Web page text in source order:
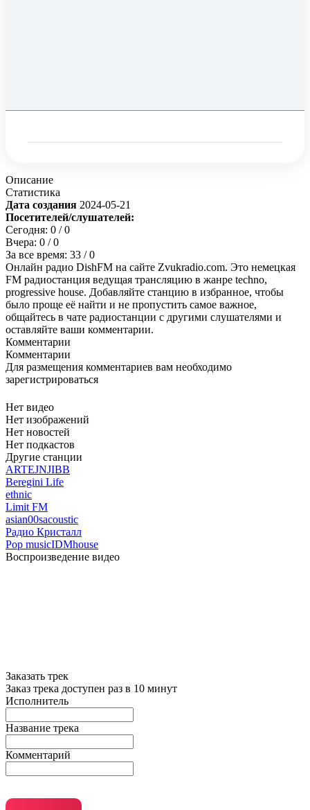
Описание
Статистика
Дата создания 2024-05-21
Посетителей/слушателей:
Сегодня: 0 / 0
Вчера: 0 / 0
За все время: 33 / 0
Онлайн радио DishFM на сайте Zvukradio.com. Это немецкая
FM радиостанция ведущая трансляцию в жанре techno,
progressive house. Добавляйте станцию в избранное, чтобы
было проще её найти и не пропустить самое важное,
общайтесь в чате радиостанции с другими слушателями и
оставляйте ваши комментарии.
Комментарии
Комментарии
Для размещения комментариев вам необходимо
зарегистрироваться
Нет видео
Нет изображений
Нет новостей
Нет подкастов
Другие станции
ARTEJNJIBB
Beregini Life
ethnic
Limit FM
asian00sacoustic
Радио Кристалл
Pop musicIDMhouse
Воспроизведение видео
Заказать трек
Заказ трека доступен раз в 10 минут
Исполнитель
Название трека
Комментарий